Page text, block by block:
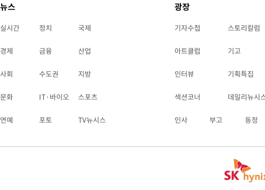
뉴스
실시간 정치 국제
경제 금융 산업
사회 수도권 지방
문화 IT·바이오 스포츠
연예 포토 TV뉴시스
광장
기자수첩 스토리칼럼
아트클럽 기고
인터뷰 기획특집
섹션코너 데일리뉴시
인사 부고 동정